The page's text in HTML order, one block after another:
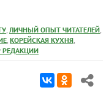
, ЛИЧНЫЙ ОПЫТ ЧИТАТЕЛЕЙ,
, КОРЕЙСКАЯ КУХНЯ,
РЕДАКЦИИ